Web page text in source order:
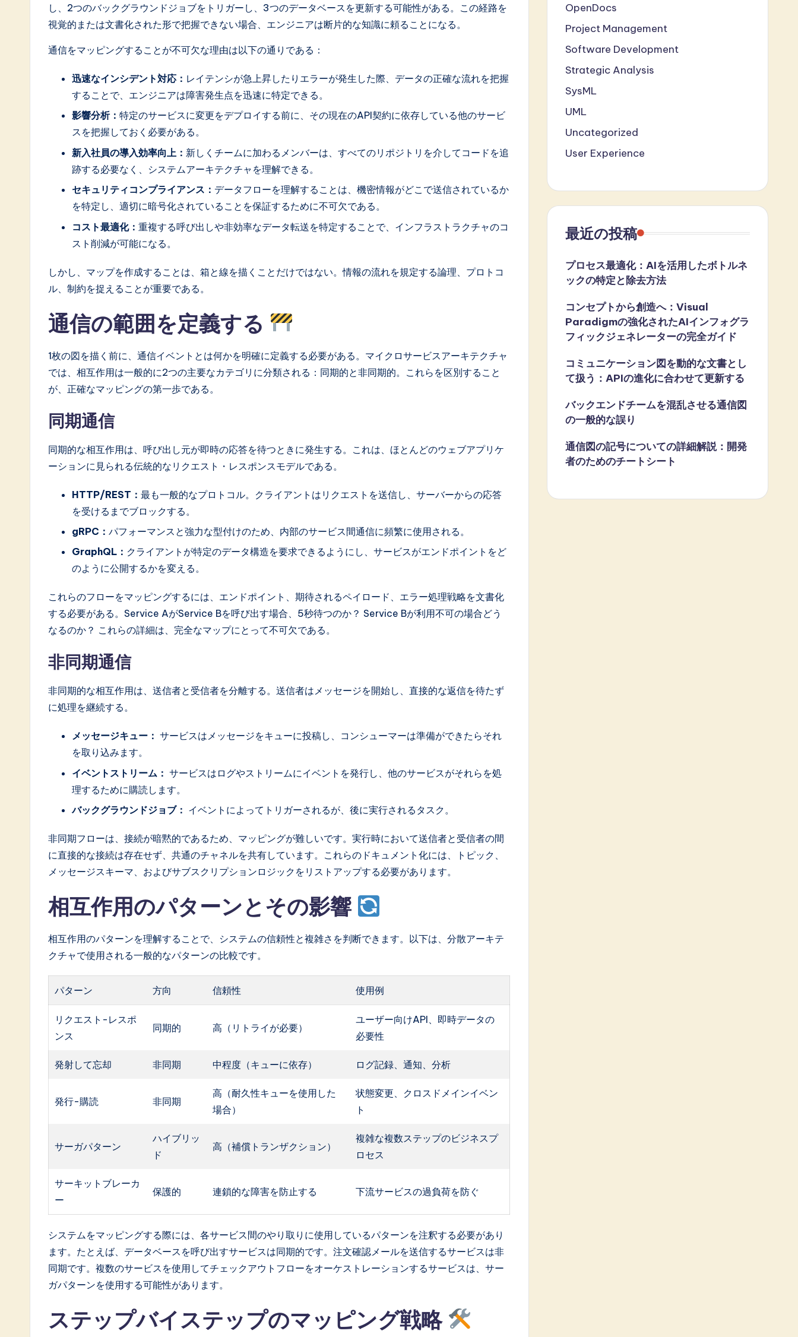
ft
し、2つのバックグラウンドジョブをトリガーし、3つのデータベースを更新する可能性がある。この経路を
視覚的または文書化された形で把握できない場合、エンジニアは断片的な知識に頼ることになる。
通信をマッピングすることが不可欠な理由は以下の通りである：
迅速なインシデント対応： レイテンシが急上昇したりエラーが発生した際、データの正確な流れを把握
することで、エンジニアは障害発生点を迅速に特定できる。
影響分析： 特定のサービスに変更をデプロイする前に、その現在のAPI契約に依存している他のサービ
スを把握しておく必要がある。
新入社員の導入効率向上： 新しくチームに加わるメンバーは、すべてのリポジトリを介してコードを追
跡する必要なく、システムアーキテクチャを理解できる。
セキュリティコンプライアンス： データフローを理解することは、機密情報がどこで送信されているか
を特定し、適切に暗号化されていることを保証するために不可欠である。
コスト最適化： 重複する呼び出しや非効率なデータ転送を特定することで、インフラストラクチャのコ
スト削減が可能になる。
しかし、マップを作成することは、箱と線を描くことだけではない。情報の流れを規定する論理、プロトコ
ル、制約を捉えることが重要である。
通信の範囲を定義する
1枚の図を描く前に、通信イベントとは何かを明確に定義する必要がある。マイクロサービスアーキテクチャ
では、相互作用は一般的に2つの主要なカテゴリに分類される：同期的と非同期的。これらを区別すること
が、正確なマッピングの第一歩である。
同期通信
同期的な相互作用は、呼び出し元が即時の応答を待つときに発生する。これは、ほとんどのウェブアプリケ
ーションに見られる伝統的なリクエスト・レスポンスモデルである。
HTTP/REST： 最も一般的なプロトコル。クライアントはリクエストを送信し、サーバーからの応答
を受けるまでブロックする。
gRPC： パフォーマンスと強力な型付けのため、内部のサービス間通信に頻繁に使用される。
GraphQL： クライアントが特定のデータ構造を要求できるようにし、サービスがエンドポイントをど
のように公開するかを変える。
これらのフローをマッピングするには、エンドポイント、期待されるペイロード、エラー処理戦略を文書化
する必要がある。Service AがService Bを呼び出す場合、5秒待つのか？ Service Bが利用不可の場合どう
なるのか？ これらの詳細は、完全なマップにとって不可欠である。
非同期通信
非同期的な相互作用は、送信者と受信者を分離する。送信者はメッセージを開始し、直接的な返信を待たず
に処理を継続する。
メッセージキュー： サービスはメッセージをキューに投稿し、コンシューマーは準備ができたらそれ
を取り込みます。
イベントストリーム： サービスはログやストリームにイベントを発行し、他のサービスがそれらを処
理するために購読します。
バックグラウンドジョブ： イベントによってトリガーされるが、後に実行されるタスク。
非同期フローは、接続が暗黙的であるため、マッピングが難しいです。実行時において送信者と受信者の間
に直接的な接続は存在せず、共通のチャネルを共有しています。これらのドキュメント化には、トピック、
メッセージスキーマ、およびサブスクリプションロジックをリストアップする必要があります。
相互作用のパターンとその影響
相互作用のパターンを理解することで、システムの信頼性と複雑さを判断できます。以下は、分散アーキテ
クチャで使用される一般的なパターンの比較です。
パターン 方向 信頼性 使用例
リクエスト-レスポ
ンス
同期的 高（リトライが必要）
ユーザー向けAPI、即時データの
必要性
発射して忘却 非同期 中程度（キューに依存） ログ記録、通知、分析
発行-購読 非同期
高（耐久性キューを使用した
場合）
状態変更、クロスドメインイベン
ト
サーガパターン
ハイブリッ
ド
高（補償トランザクション）
複雑な複数ステップのビジネスプ
ロセス
サーキットブレーカ
ー
保護的 連鎖的な障害を防止する 下流サービスの過負荷を防ぐ
システムをマッピングする際には、各サービス間のやり取りに使用しているパターンを注釈する必要があり
ます。たとえば、データベースを呼び出すサービスは同期的です。注文確認メールを送信するサービスは非
同期です。複数のサービスを使用してチェックアウトフローをオーケストレーションするサービスは、サー
ガパターンを使用する可能性があります。
ステップバイステップのマッピング戦略
OpenDocs
Project Management
Software Development
Strategic Analysis
SysML
UML
Uncategorized
User Experience
最近の投稿
プロセス最適化：AIを活用したボトルネ
ックの特定と除去方法
コンセプトから創造へ：Visual
Paradigmの強化されたAIインフォグラ
フィックジェネレーターの完全ガイド
コミュニケーション図を動的な文書とし
て扱う：APIの進化に合わせて更新する
バックエンドチームを混乱させる通信図
の一般的な誤り
通信図の記号についての詳細解説：開発
者のためのチートシート